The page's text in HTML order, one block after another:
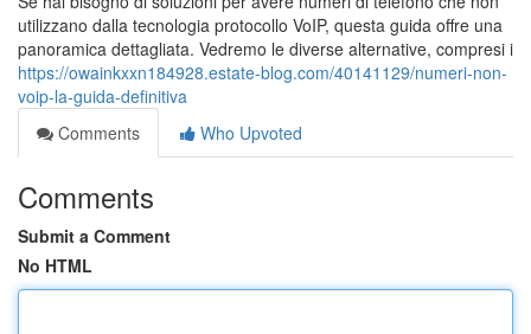
utilizzano dalla tecnologia protocollo VoIP, questa guida offre una
panoramica dettagliata. Vedremo le diverse alternative, compresi i
https://owainkxxn184928.estate-blog.com/40141129/numeri-non-
voip-la-guida-definitiva
Comments
Who Upvoted
Comments
Submit a Comment
No HTML